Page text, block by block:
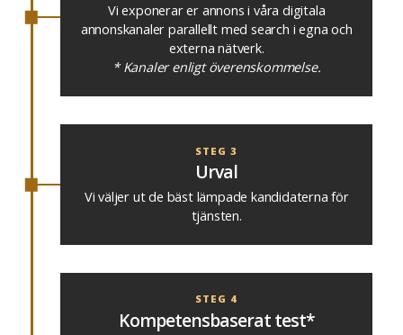
Vi exponerar er annons i våra digitala
annonskanaler parallellt med search i egna och
externa nätverk.
* Kanaler enligt överenskommelse.
STEG 3
Urval
Vi väljer ut de bäst lämpade kandidaterna för
tjänsten.
STEG 4
Kompetensbaserat test*